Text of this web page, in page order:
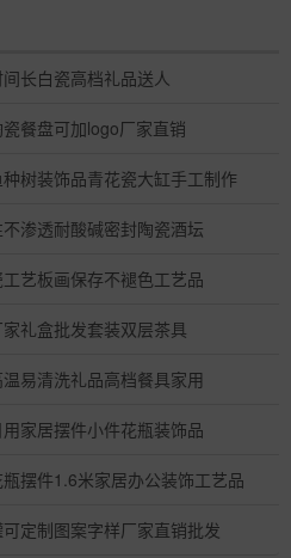
长白瓷高档礼品送人
餐盘可加logo厂家直销
树装饰品青花瓷大缸手工制作
渗透耐酸碱密封陶瓷酒坛
艺板画保存不褪色工艺品
礼盒批发套装双层茶具
易清洗礼品高档餐具家用
家居摆件小件花瓶装饰品
摆件1.6米家居办公装饰工艺品
定制图案字样厂家直销批发